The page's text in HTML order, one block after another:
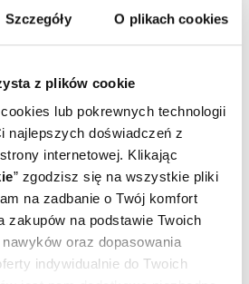
Szczegóły O plikach cookies
z plików cookie
lub pokrewnych technologii
najlepszych doświadczeń z
internetowej. Klikając
” zgodzisz się na wszystkie pliki
na zadbanie o Twój komfort
zakupów na podstawie Twoich
oraz dopasowania
indywidualnie do Twoich
Leki, domowe
na bóle pleców
która może mieć
różne nasilenie, a
jej mogą również inne
bólu pleców występuje
leki dostępne bez recepty warto
w celu złagodzeniu bólu
zaleca się osobom z bólami